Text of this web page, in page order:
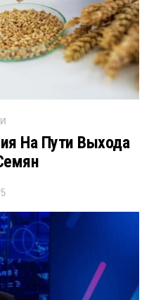
На Пути Выхода